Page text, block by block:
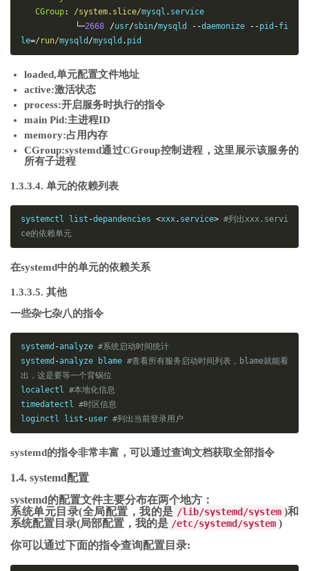
CGroup: /system.slice/mysql . service
└─2668 /usr/sbin/mysqld --daemonize --pid -fi
le=/run/mysqld /mysqld . pid
loaded,单元配置文件地址
active:激活状态
process:开启服务时执行的指令
main Pid:主进程ID
memory:占用内存
CGroup:systemd通过CGroup控制进程，这里展示该服务的
所有子进程
1.3.3.4. 单元的依赖列表
systemctl list -depandencies <xxx. service> #列出xxx.servi
ce的依赖单元
在systemd中的单元的依赖关系
1.3.3.5. 其他
一些杂七杂八的指令
systemd -analyze #系统启动时间统计
systemd -analyze blame #查看所有服务启动时间列表，blame就能看
出，这是要等一个背锅位
localectl #本地化信息
timedatectl #时区信息
loginctl list -user #列出当前登录用户
systemd的指令非常丰富，可以通过查询文档获取全部指令
1.4. systemd配置
systemd的配置文件主要分布在两个地方：
系统单元目录(全局配置，我的是 /lib/systemd/system )和
系统配置目录(局部配置，我的是 /etc/systemd/system )
你可以通过下面的指令查询配置目录: